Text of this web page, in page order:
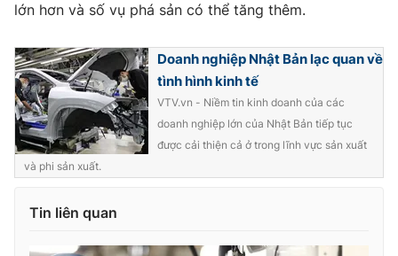
Liên hệ tòa soạn English
THỜI BÁO VTV
Cơ quan chủ quản:Đài Truyền hình Việt Nam
lớn hơn và số vụ phá sản có thể tăng thêm.
Doanh nghiệp Nhật Bản lạc quan về
tình hình kinh tế
VTV.vn - Niềm tin kinh doanh của các
doanh nghiệp lớn của Nhật Bản tiếp tục
được cải thiện cả ở trong lĩnh vực sản xuất
và phi sản xuất.
Tin liên quan